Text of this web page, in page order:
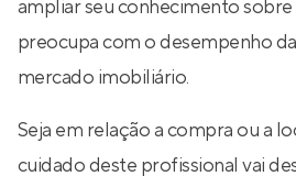
ampliar seu conhecimento
preocupa com o desempenho
mercado imobiliário.
Seja em relação a compra ou a
cuidado deste profissional vai